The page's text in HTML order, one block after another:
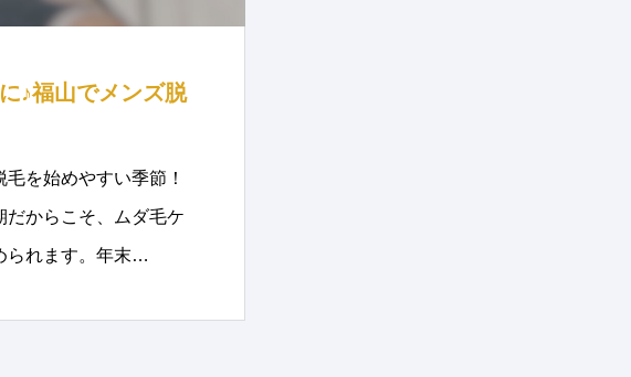
♪福山でメンズ脱
を始めやすい季節！
だからこそ、ムダ毛ケ
られます。年末…